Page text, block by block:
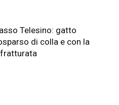
Telesino: gatto
di colla e con la